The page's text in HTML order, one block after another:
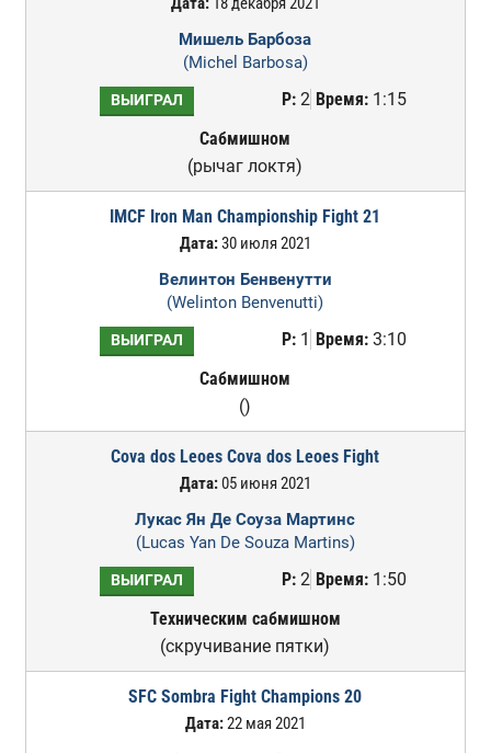
Мишель Барбоза
(Michel Barbosa)
ВЫИГРАЛ Р:2 Время:1:15
Сабмишном
(рычаг локтя)
IMCF Iron Man Championship Fight 21
Дата:30 июля 2021
Велинтон Бенвенутти
(Welinton Benvenutti)
ВЫИГРАЛ Р:1 Время:3:10
Сабмишном
()
Cova dos Leoes Cova dos Leoes Fight
Дата:05 июня 2021
Лукас Ян Де Соуза Мартинс
(Lucas Yan De Souza Martins)
ВЫИГРАЛ Р:2 Время:1:50
Техническим сабмишном
(скручивание пятки)
SFC Sombra Fight Champions 20
Дата:22 мая 2021